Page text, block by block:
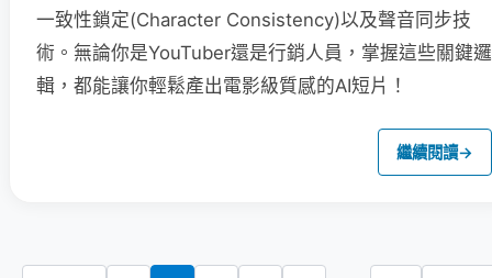
一致性鎖定(Character Consistency)以及聲音同步技
術。無論你是YouTuber還是行銷人員，掌握這些關鍵邏
輯，都能讓你輕鬆產出電影級質感的AI短片！
繼續閱讀→